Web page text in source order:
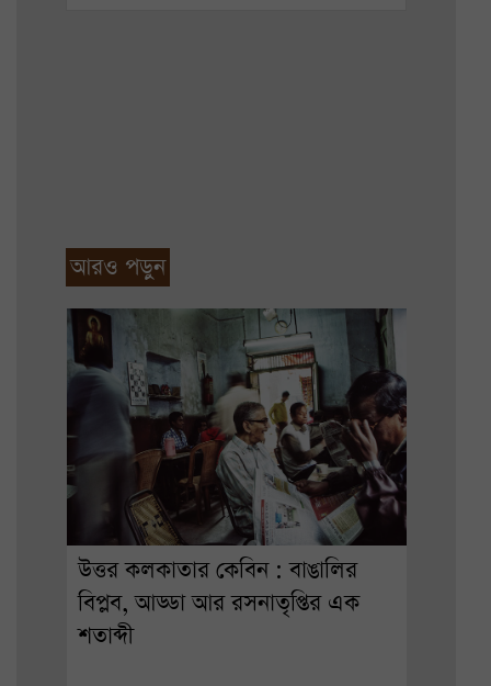
আরও পড়ুন
উত্তর কলকাতার কেবিন : বাঙালির
বিপ্লব, আড্ডা আর রসনাতৃপ্তির এক
শতাব্দী